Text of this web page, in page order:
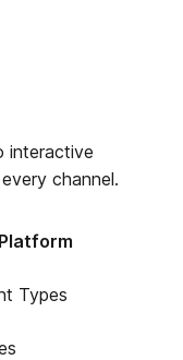
interactive
channel.
Types